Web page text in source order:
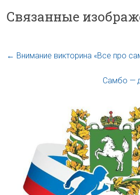
Связанные
← Внимание викторина «Все про
Самбо —